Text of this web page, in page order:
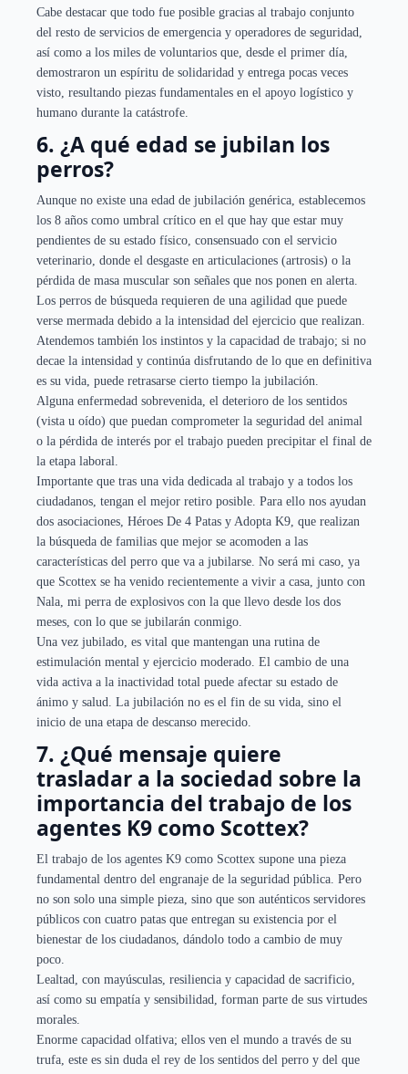
Cabe destacar que todo fue posible gracias al trabajo conjunto
del resto de servicios de emergencia y operadores de seguridad,
así como a los miles de voluntarios que, desde el primer día,
demostraron un espíritu de solidaridad y entrega pocas veces
visto, resultando piezas fundamentales en el apoyo logístico y
humano durante la catástrofe.
6. ¿A qué edad se jubilan los
perros?
Aunque no existe una edad de jubilación genérica, establecemos
los 8 años como umbral crítico en el que hay que estar muy
pendientes de su estado físico, consensuado con el servicio
veterinario, donde el desgaste en articulaciones (artrosis) o la
pérdida de masa muscular son señales que nos ponen en alerta.
Los perros de búsqueda requieren de una agilidad que puede
verse mermada debido a la intensidad del ejercicio que realizan.
Atendemos también los instintos y la capacidad de trabajo; si no
decae la intensidad y continúa disfrutando de lo que en definitiva
es su vida, puede retrasarse cierto tiempo la jubilación.
Alguna enfermedad sobrevenida, el deterioro de los sentidos
(vista u oído) que puedan comprometer la seguridad del animal
o la pérdida de interés por el trabajo pueden precipitar el final de
la etapa laboral.
Importante que tras una vida dedicada al trabajo y a todos los
ciudadanos, tengan el mejor retiro posible. Para ello nos ayudan
dos asociaciones, Héroes De 4 Patas y Adopta K9, que realizan
la búsqueda de familias que mejor se acomoden a las
características del perro que va a jubilarse. No será mi caso, ya
que Scottex se ha venido recientemente a vivir a casa, junto con
Nala, mi perra de explosivos con la que llevo desde los dos
meses, con lo que se jubilarán conmigo.
Una vez jubilado, es vital que mantengan una rutina de
estimulación mental y ejercicio moderado. El cambio de una
vida activa a la inactividad total puede afectar su estado de
ánimo y salud. La jubilación no es el fin de su vida, sino el
inicio de una etapa de descanso merecido.
7. ¿Qué mensaje quiere
trasladar a la sociedad sobre la
importancia del trabajo de los
agentes K9 como Scottex?
El trabajo de los agentes K9 como Scottex supone una pieza
fundamental dentro del engranaje de la seguridad pública. Pero
no son solo una simple pieza, sino que son auténticos servidores
públicos con cuatro patas que entregan su existencia por el
bienestar de los ciudadanos, dándolo todo a cambio de muy
poco.
Lealtad, con mayúsculas, resiliencia y capacidad de sacrificio,
así como su empatía y sensibilidad, forman parte de sus virtudes
morales.
Enorme capacidad olfativa; ellos ven el mundo a través de su
trufa, este es sin duda el rey de los sentidos del perro y del que